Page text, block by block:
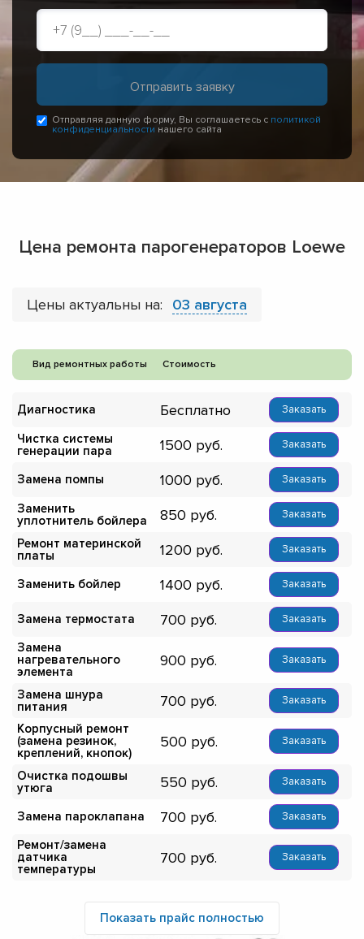
Отправляя данную форму, Вы соглашаетесь с политикой
конфиденциальности нашего сайта
Цена ремонта парогенераторов Loewe
Цены актуальны на: 03 августа
Вид ремонтных работы Стоимость
Диагностика Бесплатно Заказать
Чистка системы
генерации пара
1500 Заказать
Замена помпы 1000 Заказать
Заменить
уплотнитель бойлера
850 Заказать
Ремонт материнской
платы
1200 Заказать
Заменить бойлер 1400 Заказать
Замена термостата 700 Заказать
Замена
нагревательного
элемента
900 Заказать
Замена шнура
питания
700 Заказать
Корпусный ремонт
(замена резинок,
креплений, кнопок)
500 Заказать
Очистка подошвы
утюга
550 Заказать
Замена пароклапана 700 Заказать
Ремонт/замена
датчика
температуры
700 Заказать
Показать прайс полностью